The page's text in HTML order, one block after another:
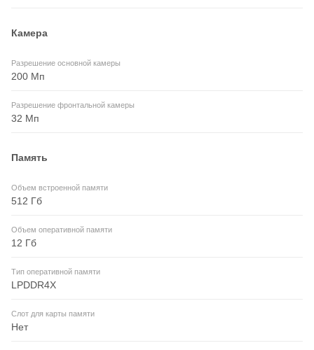
Камера
Разрешение основной камеры
200 Мп
Разрешение фронтальной камеры
32 Мп
Память
Объем встроенной памяти
512 Гб
Объем оперативной памяти
12 Гб
Тип оперативной памяти
LPDDR4X
Слот для карты памяти
Нет